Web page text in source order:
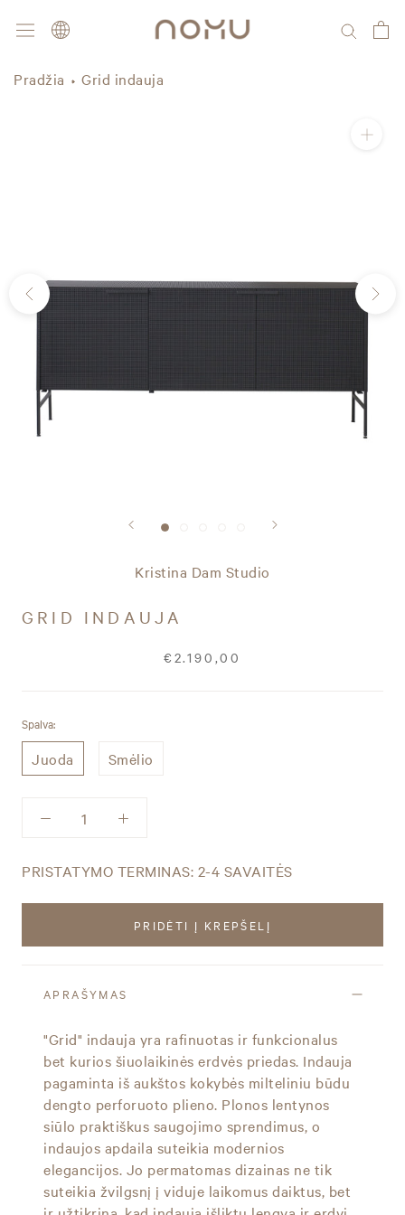
prie
Kalba
Pradžia Grid indauja
Kristina Dam Studio
GRID INDAUJA
€2.190,00
Spalva:
Juoda Smėlio
PRISTATYMO TERMINAS: 2-4 SAVAITĖS
PRIDĖTI Į KREPŠELĮ
APRAŠYMAS
"Grid" indauja yra rafinuotas ir funkcionalus
bet kurios šiuolaikinės erdvės priedas. Indauja
pagaminta iš aukštos kokybės milteliniu būdu
dengto perforuoto plieno. Plonos lentynos
siūlo praktiškus saugojimo sprendimus, o
indaujos apdaila suteikia modernios
elegancijos. Jo permatomas dizainas ne tik
suteikia žvilgsnį į viduje laikomus daiktus, bet